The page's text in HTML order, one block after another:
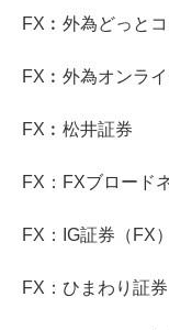
FX︰外為どっと
FX︰外為オンラ
FX︰松井証券
FX：FXブロード
FX：IG証券（FX）
FX：ひまわり証券